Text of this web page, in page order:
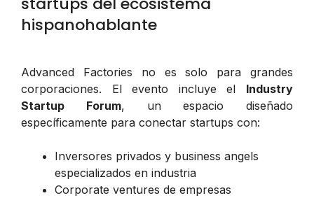
hispanohablante
Advanced Factories no es solo para grandes
corporaciones. El evento incluye el Industry
Startup Forum, un espacio diseñado
específicamente para conectar startups con:
Inversores privados y business angels
especializados en industria
Corporate ventures de empresas